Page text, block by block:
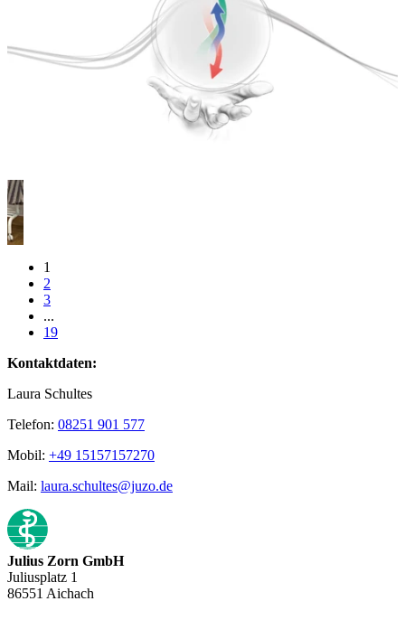
1
2
3
...
19
Kontaktdaten:
Laura Schultes
Telefon: 08251 901 577
Mobil: +49 15157157270
Mail: laura.schultes@juzo.de
Julius Zorn GmbH
Juliusplatz 1
86551 Aichach